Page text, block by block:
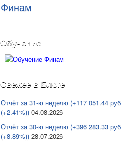
Финам
Обучение
Свежее в Блоге
Отчёт за 31-ю неделю (+117 051.44 руб
(+2.41%)) 04.08.2026
Отчёт за 30-ю неделю (+396 283.33 руб
(+8.89%)) 28.07.2026